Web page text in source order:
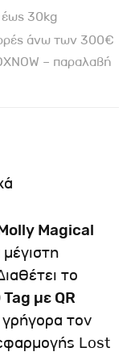
30kg
άνω των 300€
– παραλαβή
Magical
το
με QR
τον
Lost